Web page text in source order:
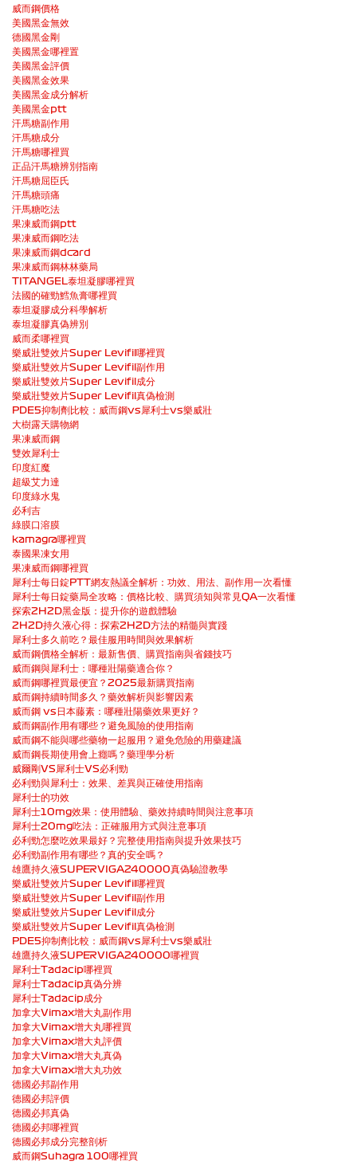
威而鋼價格
美國黑金無效
德國黑金剛
美國黑金哪裡置
美國黑金評價
美國黑金效果
美國黑金成分解析
美國黑金ptt
汗馬糖副作用
汗馬糖成分
汗馬糖哪裡買
正品汗馬糖辨別指南
汗馬糖屈臣氏
汗馬糖頭痛
汗馬糖吃法
果凍威而鋼ptt
果凍威而鋼吃法
果凍威而鋼dcard
果凍威而鋼林林藥局
TITANGEL泰坦凝膠哪裡買
法國的確勁鱈魚膏哪裡買
泰坦凝膠成分科學解析
泰坦凝膠真偽辨別
威而柔哪裡買
樂威壯雙效片Super Levifil哪裡買
樂威壯雙效片Super Levifil副作用
樂威壯雙效片Super Levifil成分
樂威壯雙效片Super Levifil真偽檢測
PDE5抑制劑比較：威而鋼vs犀利士vs樂威壯
大樹露天購物網
果凍威而鋼
雙效犀利士
印度紅魔
超級艾力達
印度綠水鬼
必利吉
綠膜口溶膜
kamagra哪裡買
泰國果凍女用
果凍威而鋼哪裡買
犀利士每日錠PTT網友熱議全解析：功效、用法、副作用一次看懂
犀利士每日錠藥局全攻略：價格比較、購買須知與常見QA一次看懂
探索2H2D黑金版：提升你的遊戲體驗
2H2D持久液心得：探索2H2D方法的精髓與實踐
犀利士多久前吃？最佳服用時間與效果解析
威而鋼價格全解析：最新售價、購買指南與省錢技巧
威而鋼與犀利士：哪種壯陽藥適合你？
威而鋼哪裡買最便宜？2025最新購買指南
威而鋼持續時間多久？藥效解析與影響因素
威而鋼 vs日本藤素：哪種壯陽藥效果更好？
威而鋼副作用有哪些？避免風險的使用指南
威而鋼不能與哪些藥物一起服用？避免危險的用藥建議
威而鋼長期使用會上癮嗎？藥理學分析
威爾剛VS犀利士VS必利勁
必利勁與犀利士：效果、差異與正確使用指南
犀利士的功效
犀利士10mg效果：使用體驗、藥效持續時間與注意事項
犀利士20mg吃法：正確服用方式與注意事項
必利勁怎麼吃效果最好？完整使用指南與提升效果技巧
必利勁副作用有哪些？真的安全嗎？
雄鷹持久液SUPERVIGA240000真偽驗證教學
樂威壯雙效片Super Levifil哪裡買
樂威壯雙效片Super Levifil副作用
樂威壯雙效片Super Levifil成分
樂威壯雙效片Super Levifil真偽檢測
PDE5抑制劑比較：威而鋼vs犀利士vs樂威壯
雄鷹持久液SUPERVIGA240000哪裡買
犀利士Tadacip哪裡買
犀利士Tadacip真偽分辨
犀利士Tadacip成分
加拿大Vimax增大丸副作用
加拿大Vimax增大丸哪裡買
加拿大Vimax增大丸評價
加拿大Vimax增大丸真偽
加拿大Vimax增大丸功效
德國必邦副作用
德國必邦評價
德國必邦真偽
德國必邦哪裡買
德國必邦成分完整剖析
威而鋼Suhagra 100哪裡買